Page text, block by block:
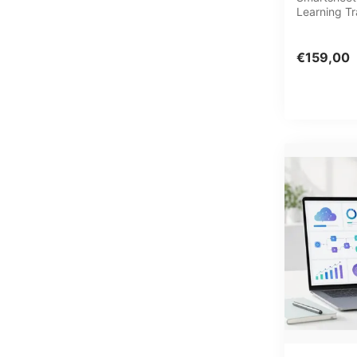
Learning
€159,00